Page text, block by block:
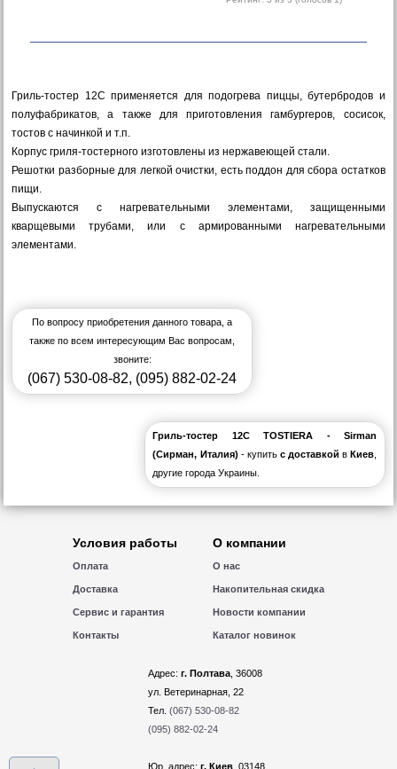
Гриль-тостер 12С применяется для подогрева пиццы, бутербродов и
полуфабрикатов, а также для приготовления гамбургеров, сосисок,
тостов с начинкой и т.п.
Корпус гриля-тостерного изготовлены из нержавеющей стали.
Решотки разборные для легкой очистки, есть поддон для сбора остатков
пищи.
Выпускаются с нагревательными элементами, защищенными
кварщевыми трубами, или с армированными нагревательными
элементами.
По вопросу приобретения данного товара, а
также по всем интересующим Вас вопросам,
звоните:
(067) 530-08-82, (095) 882-02-24
Гриль-тостер 12С TOSTIERA - Sirman
(Сирман, Италия) - купить с доставкой вКиев
другие города Украины.
Условия работы
Оплата
Доставка
Сервис и гарантия
Контакты
О компании
О нас
Накопительная скидка
Новости компании
Каталог новинок
Адрес: г. Полтава, 36008
ул. Ветеринарная, 22
Тел. (067) 530-08-82
(095) 882-02-24
Юр. адрес: г. Киев, 03148